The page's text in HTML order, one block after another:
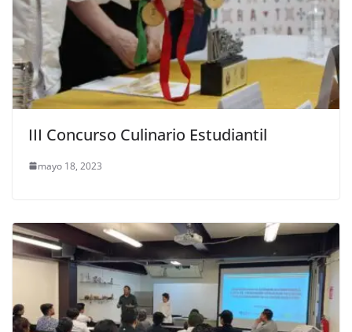
III Concurso Culinario Estudiantil
mayo 18, 2023